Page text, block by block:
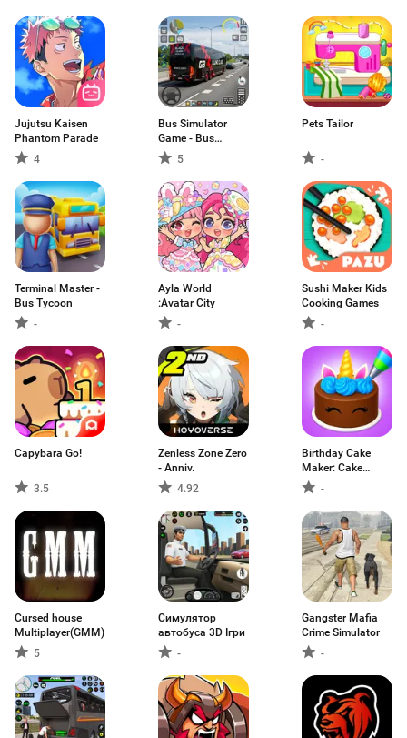
Jujutsu Kaisen
Phantom Parade
4
Bus Simulator
Game - Bus
Games
5
Pets Tailor
-
Terminal Master -
Bus Tycoon
-
Ayla World
:Avatar City
-
Sushi Maker Kids
Cooking Games
-
Capybara Go!
3.5
Zenless Zone Zero
- Anniv.
4.92
Birthday Cake
Maker: Cake
Game-
Cursed house
Multiplayer(GMM)
5
Симулятор
автобуса 3D Ігри
-
Gangster Mafia
Crime Simulator
-